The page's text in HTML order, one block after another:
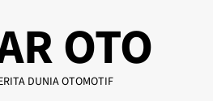
OTO
DUNIA OTOMOTIF